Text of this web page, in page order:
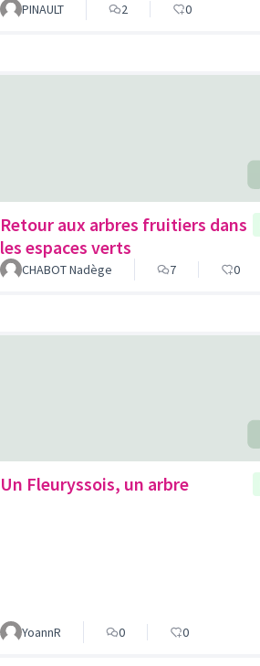
PINAULT 2 0
Retour aux arbres fruitiers dans
les espaces verts
CHABOT Nadège 7 0
Un Fleuryssois, un arbre
YoannR 0 0